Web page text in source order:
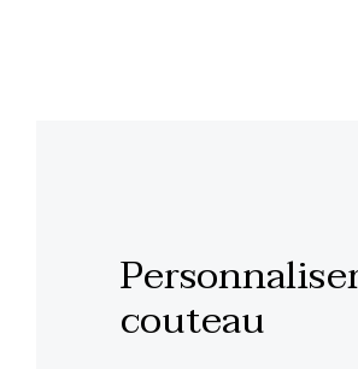
couteau